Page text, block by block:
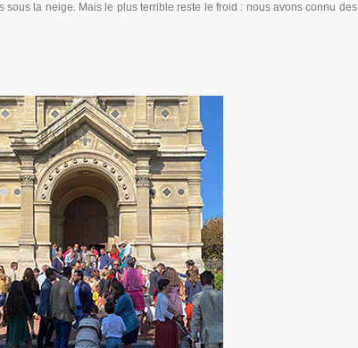
sous la neige. Mais le plus terrible reste le froid : nous avons connu des